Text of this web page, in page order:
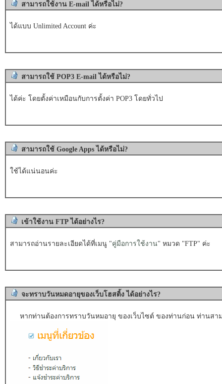
สามารถใช้งาน E-mail ได้หรือไม่?
ได้แบบ Unlimited Account ค่ะ
สามารถใช้ POP3 E-mail ได้หรือไม่?
ได้ค่ะ โดยตั้งค่าเหมือนกับการตั้งค่า POP3 โดยทั่วไป
สามารถใช้ Google Apps ได้หรือไม่?
ใช้ได้แน่นอนค่ะ
เข้าใช้งาน FTP ได้อย่างไร?
สามารถอ่านรายละเอียดได้ที่เมนู "คู่มือการใช้งาน" หมวด "FTP" ค่ะ
จะทราบวันหมดอายุของเว็บโฮสติ้ง ได้อย่างไร?
หากท่านต้องการทราบวันหมอายุ ของเว็บไซต์ ของท่านก่อน ท่านสา